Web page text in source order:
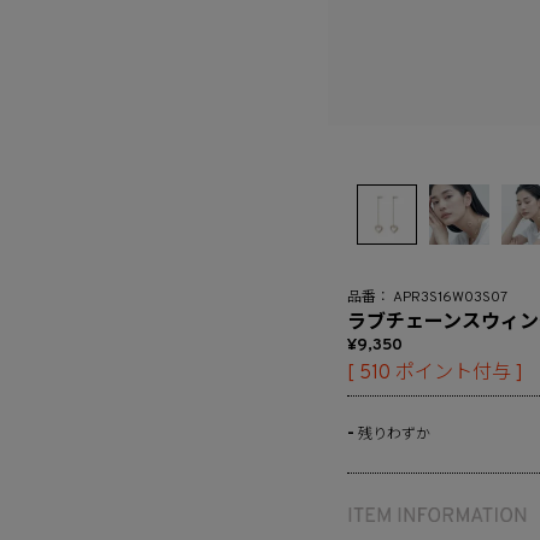
APR3S16W03S07
ラブチェーンスウィ
9,350
[ 510 ポイント付与 ]
- 残りわずか